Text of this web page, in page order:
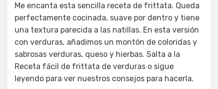
Me encanta esta sencilla receta de frittata. Queda
perfectamente cocinada, suave por dentro y tiene
una textura parecida a las natillas. En esta versión
con verduras, añadimos un montón de coloridas y
sabrosas verduras, queso y hierbas. Salta a la
Receta fácil de frittata de verduras o sigue
leyendo para ver nuestros consejos para hacerla.